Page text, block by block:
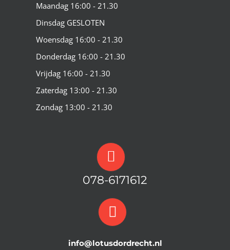
Maandag 16:00 - 21.30
Dinsdag GESLOTEN
Woensdag 16:00 - 21.30
Donderdag 16:00 - 21.30
Vrijdag 16:00 - 21.30
Zaterdag 13:00 - 21.30
Zondag 13:00 - 21.30
078-6171612
info@lotusdordrecht.nl